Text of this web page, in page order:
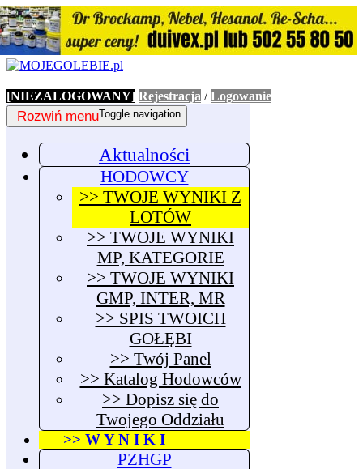
[NIEZALOGOWANY] Rejestracja /Logowanie
Toggle navigation
Rozwiń menu
Aktualności
HODOWCY
>> TWOJE WYNIKI Z
LOTÓW
>> TWOJE WYNIKI
MP, KATEGORIE
>> TWOJE WYNIKI
GMP, INTER, MR
>> SPIS TWOICH
GOŁĘBI
>> Twój Panel
>> Katalog Hodowców
>> Dopisz się do
Twojego Oddziału
>> W Y N I K I
PZHGP